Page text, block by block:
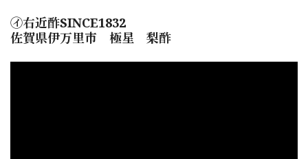
㋑右近酢SINCE1832
佐賀県伊万里市 極星 梨酢